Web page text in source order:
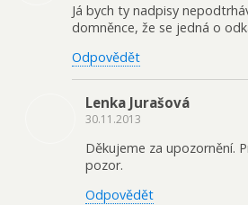
Já bych ty nadpisy
domněnce, že se jedná o
Odpovědět
Lenka Jurašová
30.11.2013
Děkujeme za upozornění.
pozor.
Odpovědět